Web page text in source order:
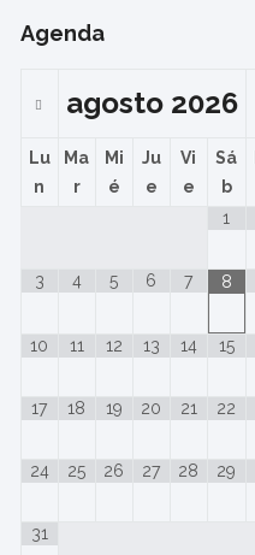
Agenda
agosto 2026
Lu
n
Ma
r
Mi
é
Ju
e
Vi
e
Sá
b
1
3 4 5 6 7 8
10 11 12 13 14 15
17 18 19 20 21 22
24 25 26 27 28 29
31